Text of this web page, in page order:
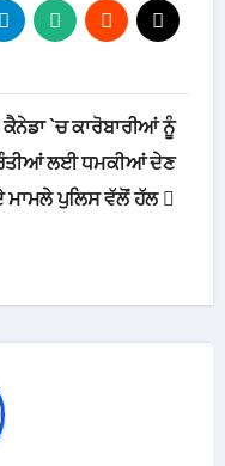
ਕੈਨੇਡਾ `ਚ ਕਾਰੋਬਾਰੀਆਂ ਨੂੰ
ਲਈ ਧਮਕੀਆਂ ਦੇਣ
ਮਾਮਲੇ ਪੁਲਿਸ ਵੱਲੋਂ ਹੱਲ